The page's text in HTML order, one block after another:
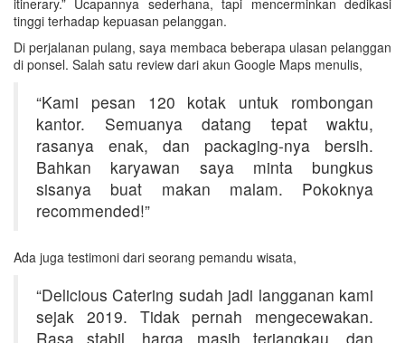
tinggi terhadap kepuasan pelanggan.
Di perjalanan pulang, saya membaca beberapa ulasan pelanggan
di ponsel. Salah satu review dari akun Google Maps menulis,
“Kami pesan 120 kotak untuk rombongan
kantor. Semuanya datang tepat waktu,
rasanya enak, dan packaging-nya bersih.
Bahkan karyawan saya minta bungkus
sisanya buat makan malam. Pokoknya
recommended!”
Ada juga testimoni dari seorang pemandu wisata,
“Delicious Catering sudah jadi langganan kami
sejak 2019. Tidak pernah mengecewakan.
Rasa stabil, harga masih terjangkau, dan